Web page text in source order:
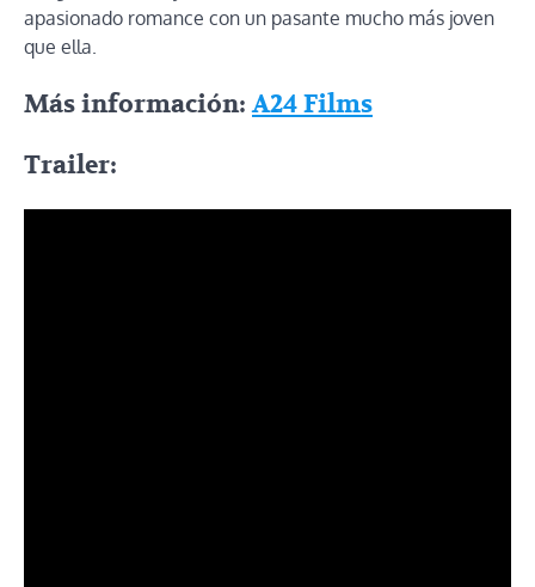
apasionado romance con un pasante mucho más joven
que ella.
Más información:A24 Films
Trailer: